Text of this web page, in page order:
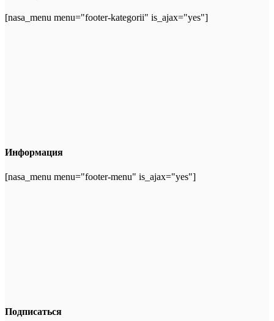
[nasa_menu menu="footer-kategorii" is_ajax="yes"]
Информация
[nasa_menu menu="footer-menu" is_ajax="yes"]
Подписаться